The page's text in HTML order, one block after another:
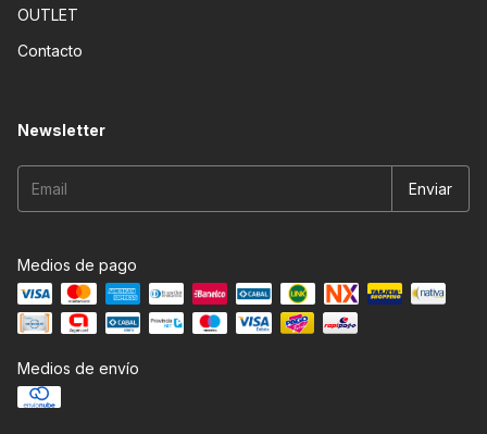
OUTLET
Contacto
Newsletter
Medios de pago
Medios de envío